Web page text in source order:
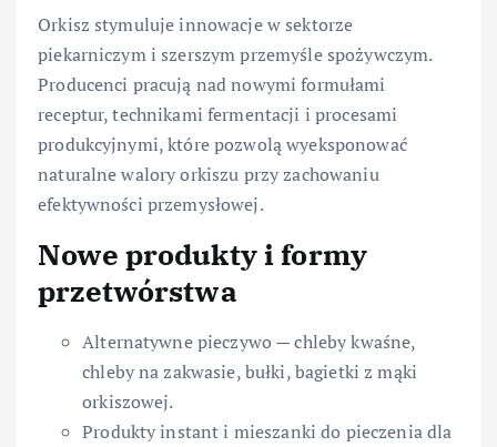
Orkisz stymuluje innowacje w sektorze
piekarniczym i szerszym przemyśle spożywczym.
Producenci pracują nad nowymi formułami
receptur, technikami fermentacji i procesami
produkcyjnymi, które pozwolą wyeksponować
naturalne walory orkiszu przy zachowaniu
efektywności przemysłowej.
Nowe produkty i formy
przetwórstwa
Alternatywne pieczywo — chleby kwaśne,
chleby na zakwasie, bułki, bagietki z mąki
orkiszowej.
Produkty instant i mieszanki do pieczenia dla